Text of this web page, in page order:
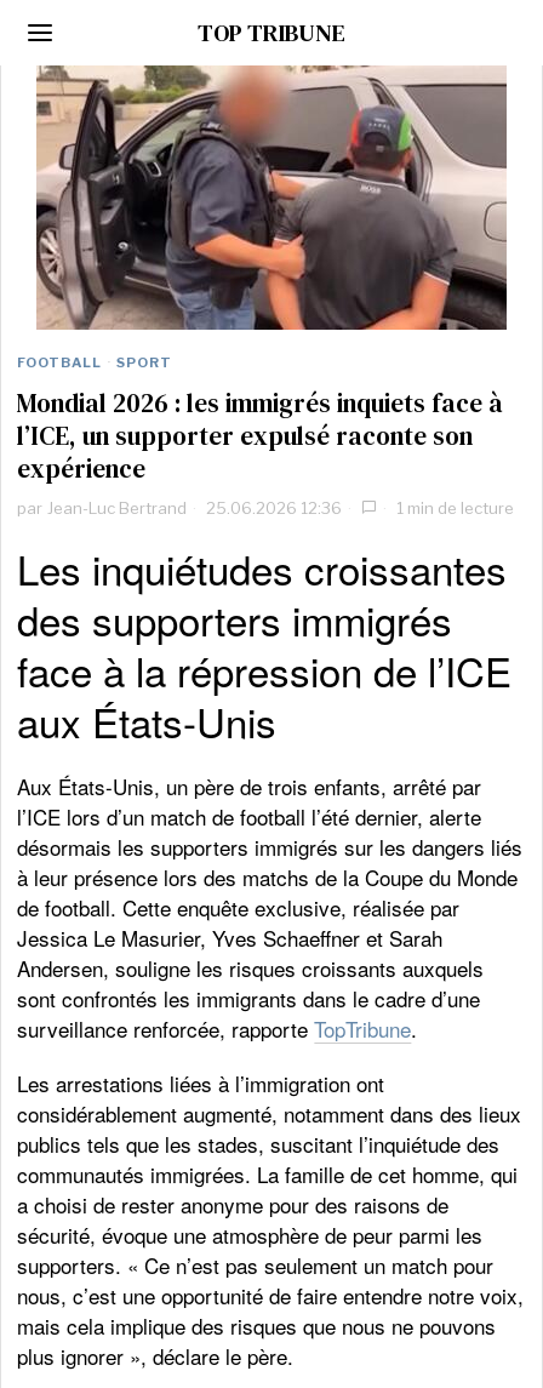
TOP TRIBUNE
FOOTBALL · SPORT
Mondial 2026 : les immigrés inquiets face à
l’ICE, un supporter expulsé raconte son
expérience
par Jean-Luc Bertrand 25.06.2026 12:36 1 min de lecture
Les inquiétudes croissantes
des supporters immigrés
face à la répression de l’ICE
aux États-Unis
Aux États-Unis, un père de trois enfants, arrêté par
l’ICE lors d’un match de football l’été dernier, alerte
désormais les supporters immigrés sur les dangers liés
à leur présence lors des matchs de la Coupe du Monde
de football. Cette enquête exclusive, réalisée par
Jessica Le Masurier, Yves Schaeffner et Sarah
Andersen, souligne les risques croissants auxquels
sont confrontés les immigrants dans le cadre d’une
surveillance renforcée, rapporteTopTribune.
Les arrestations liées à l’immigration ont
considérablement augmenté, notamment dans des lieux
publics tels que les stades, suscitant l’inquiétude des
communautés immigrées. La famille de cet homme, qui
a choisi de rester anonyme pour des raisons de
sécurité, évoque une atmosphère de peur parmi les
supporters. « Ce n’est pas seulement un match pour
nous, c’est une opportunité de faire entendre notre voix,
mais cela implique des risques que nous ne pouvons
plus ignorer », déclare le père.